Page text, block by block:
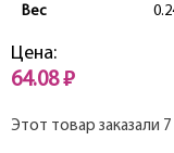
Вес
Цена:
64.08 ₽
Этот товар заказали 7